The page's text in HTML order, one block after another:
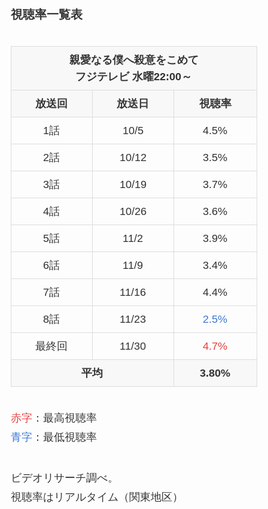
視聴率一覧表
親愛なる僕へ殺意をこめて
フジテレビ 水曜22:00～
放送回 放送日 視聴率
1話 10/5 4.5%
2話 10/12 3.5%
3話 10/19 3.7%
4話 10/26 3.6%
5話 11/2 3.9%
6話 11/9 3.4%
7話 11/16 4.4%
8話 11/23 2.5%
最終回 11/30 4.7%
平均 3.80%
赤字：最高視聴率
青字：最低視聴率
ビデオリサーチ調べ。
視聴率はリアルタイム（関東地区）